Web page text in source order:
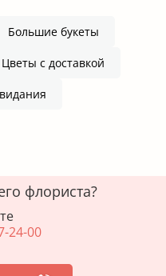
Большие букеты
Цветы с доставкой
флориста?
24-00